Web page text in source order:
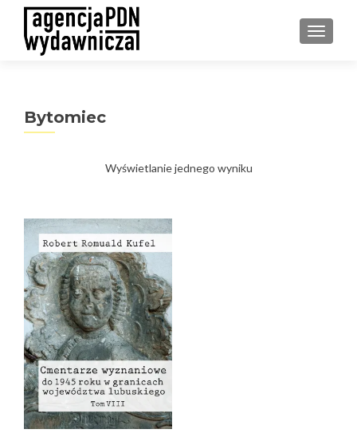
Bytomiec
Wyświetlanie jednego wyniku